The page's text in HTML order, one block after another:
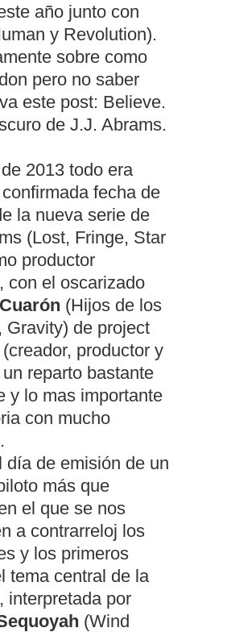
año junto con
y Revolution).
sobre como
pero no saber
este post: Believe.
de J.J. Abrams.
2013 todo era
fecha de
la nueva serie de
(Lost, Fringe, Star
productor
con el oscarizado
(Hijos de los
Gravity) de project
productor y
reparto bastante
y lo mas importante
con mucho
día de emisión de un
más que
el que se nos
a contrarreloj los
y los primeros
tema central de la
interpretada por
(Wind